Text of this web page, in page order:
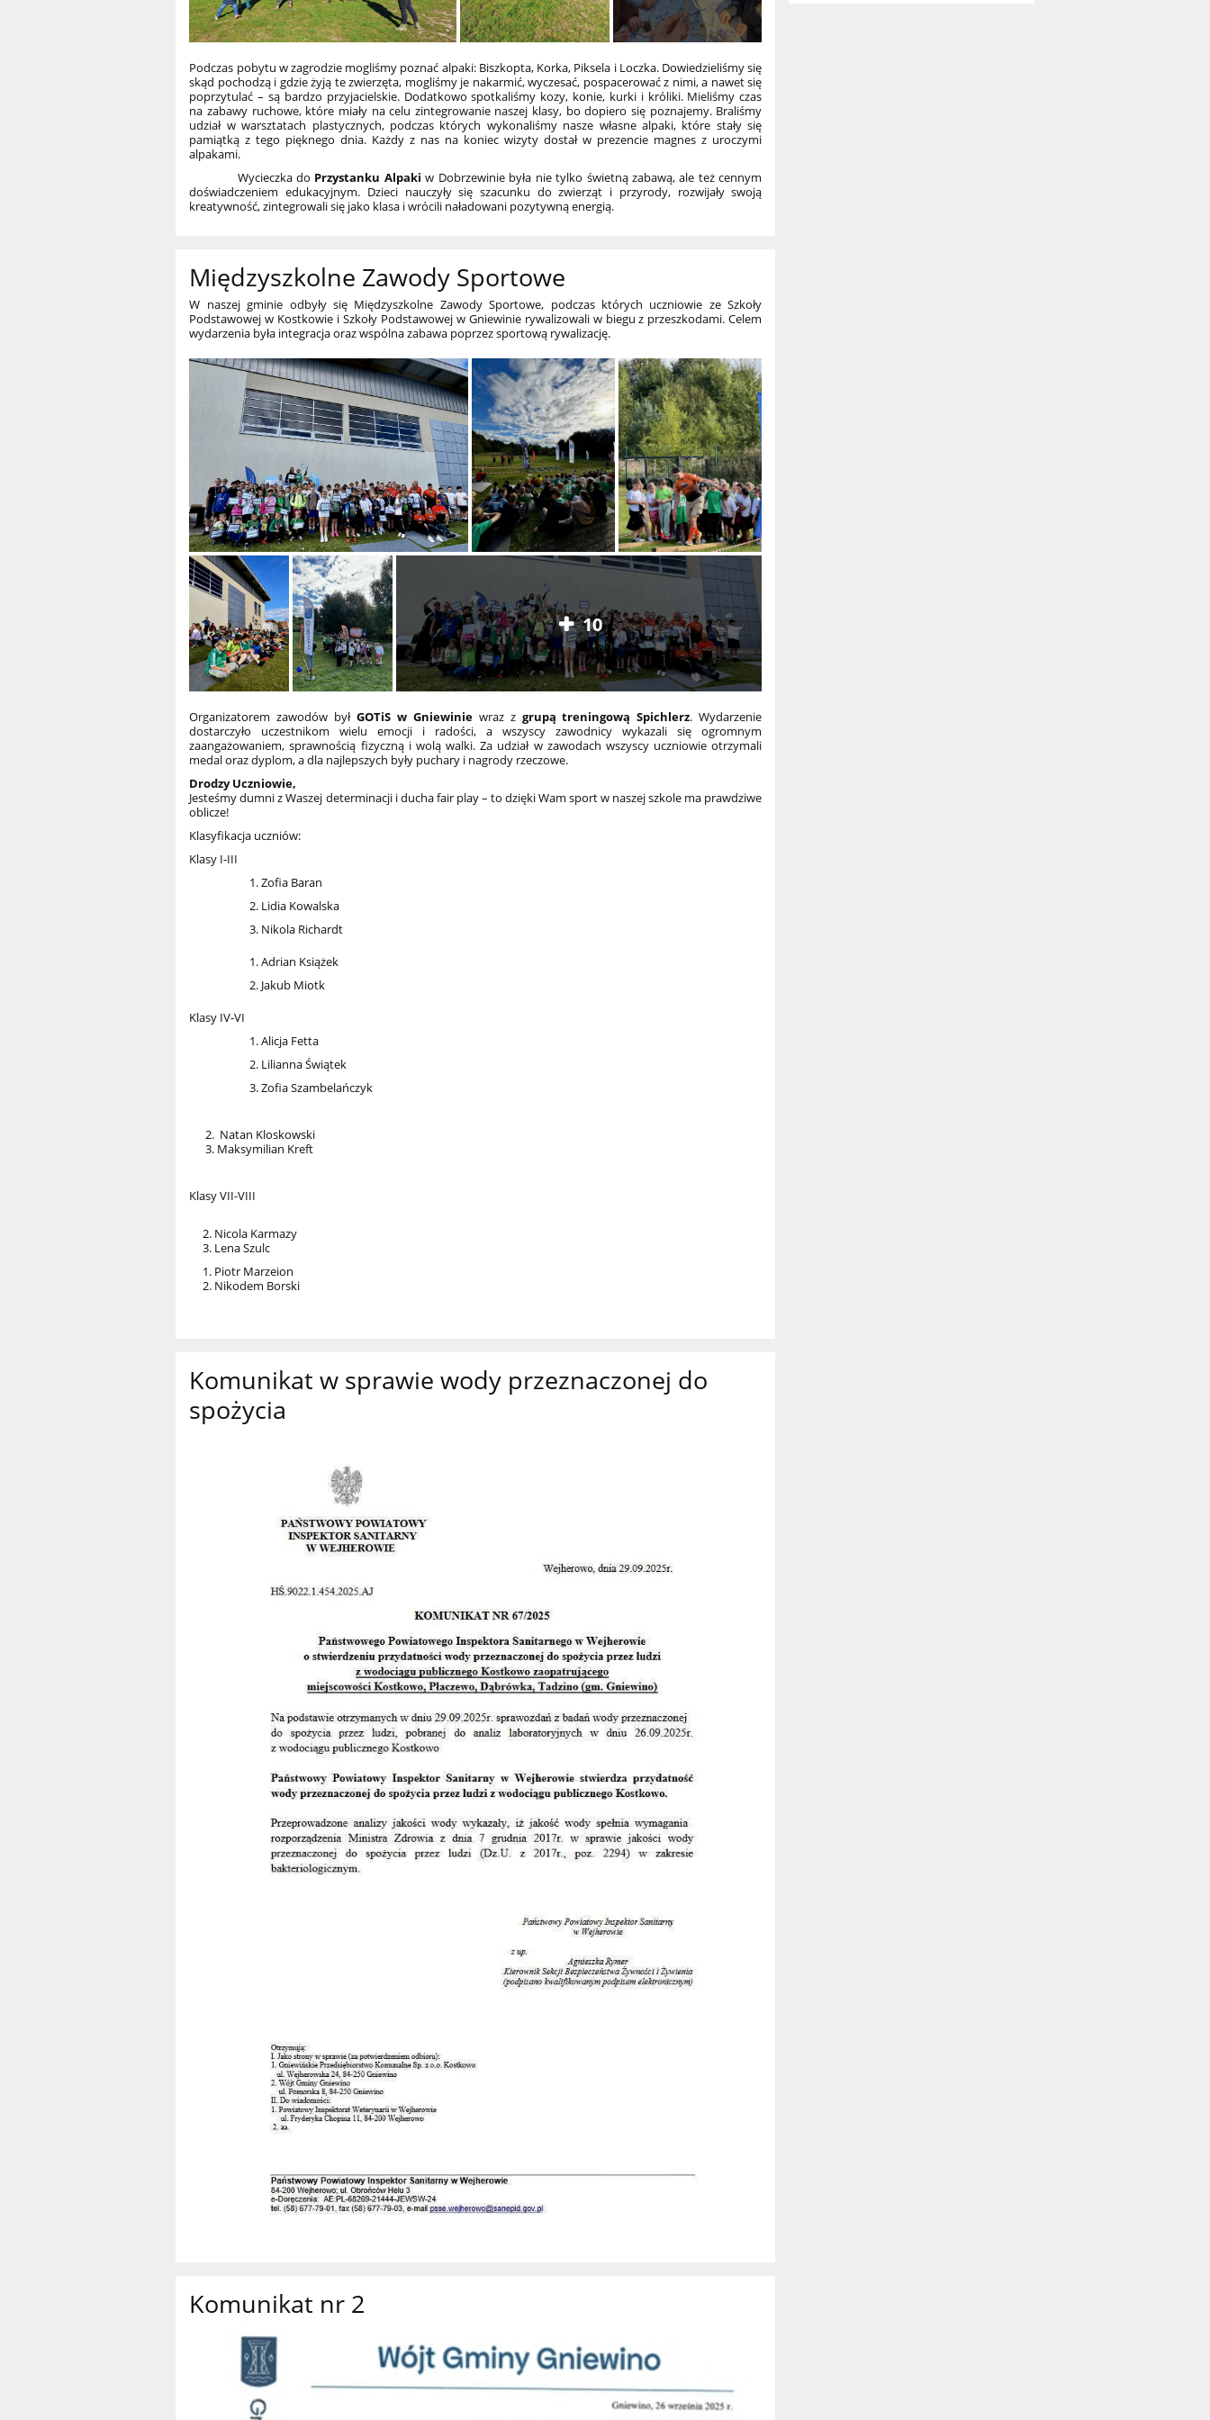
Podczas pobytu w zagrodzie mogliśmy poznać alpaki: Biszkopta, Korka, Piksela i Loczka. Dowiedzieliśmy się
skąd pochodzą i gdzie żyją te zwierzęta, mogliśmy je nakarmić, wyczesać, pospacerować z nimi, a nawet się
poprzytulać – są bardzo przyjacielskie. Dodatkowo spotkaliśmy kozy, konie, kurki i króliki. Mieliśmy czas
na zabawy ruchowe, które miały na celu zintegrowanie naszej klasy, bo dopiero się poznajemy. Braliśmy
udział w warsztatach plastycznych, podczas których wykonaliśmy nasze własne alpaki, które stały się
pamiątką z tego pięknego dnia. Każdy z nas na koniec wizyty dostał w prezencie magnes z uroczymi
alpakami.
Wycieczka do Przystanku Alpaki w Dobrzewinie była nie tylko świetną zabawą, ale też cennym
doświadczeniem edukacyjnym. Dzieci nauczyły się szacunku do zwierząt i przyrody, rozwijały swoją
kreatywność, zintegrowali się jako klasa i wrócili naładowani pozytywną energią.
Międzyszkolne Zawody Sportowe
W naszej gminie odbyły się Międzyszkolne Zawody Sportowe, podczas których uczniowie ze Szkoły
Podstawowej w Kostkowie i Szkoły Podstawowej w Gniewinie rywalizowali w biegu z przeszkodami. Celem
wydarzenia była integracja oraz wspólna zabawa poprzez sportową rywalizację.
10
Organizatorem zawodów byłGOTiS w Gniewiniewraz z grupą treningową Spichlerz. Wydarzenie
dostarczyło uczestnikom wielu emocji i radości, a wszyscy zawodnicy wykazali się ogromnym
zaangażowaniem, sprawnością fizyczną i wolą walki. Za udział w zawodach wszyscy uczniowie otrzymali
medal oraz dyplom, a dla najlepszych były puchary i nagrody rzeczowe.
Drodzy Uczniowie,
Jesteśmy dumni z Waszej determinacji i ducha fair play – to dzięki Wam sport w naszej szkole ma prawdziwe
oblicze!
Klasyfikacja uczniów:
Klasy I-III
Zofia Baran
Lidia Kowalska
Nikola Richardt
Adrian Książek
Jakub Miotk
Klasy IV-VI
Alicja Fetta
Lilianna Świątek
Zofia Szambelańczyk
2. Natan Kloskowski
3. Maksymilian Kreft
Klasy VII-VIII
2. Nicola Karmazy
3. Lena Szulc
1. Piotr Marzeion
2. Nikodem Borski
Komunikat w sprawie wody przeznaczonej do
spożycia
Komunikat nr 2